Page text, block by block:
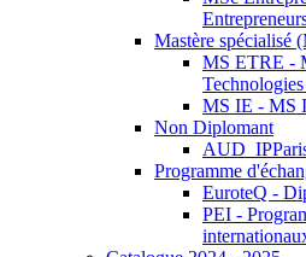
Mastère spécialisé
MS ETRE -
MS IE - MS
Non Diplomant
Programme
EuroteQ -
PEI -